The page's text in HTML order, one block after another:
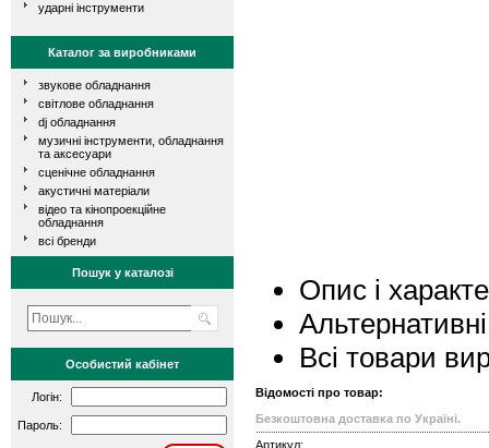
ударні інструменти
Каталог за виробниками
звукове обладнання
світлове обладнання
dj обладнання
музичні інструменти, обладнання
та аксесуари
сценічне обладнання
акустичні матеріали
відео та кінопроекційне
обладнання
всі бренди
Пошук у каталозі
Особистий кабінет
Логін:
Пароль:
Опис і
Всі товари
Відомості про товар:
Безкоштовна доставка по Україні.
Артикул: